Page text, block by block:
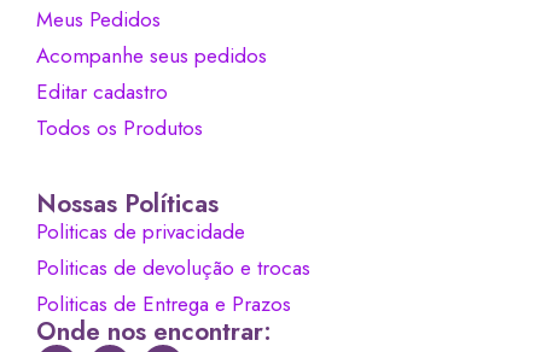
Meus Pedidos
Acompanhe seus pedidos
Editar cadastro
Todos os Produtos
Nossas Políticas
Politicas de privacidade
Politicas de devolução e trocas
Politicas de Entrega e Prazos
Onde nos encontrar: